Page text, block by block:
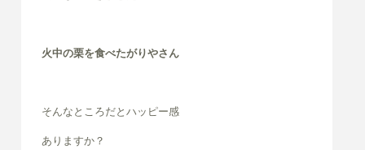
火中の栗を食べたがりやさん
そんなところだとハッピー感
ありますか？